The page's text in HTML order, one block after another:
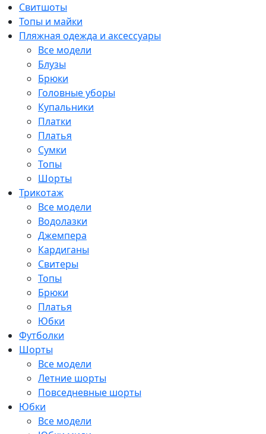
Свитшоты
Топы и майки
Пляжная одежда и аксессуары
Все модели
Блузы
Брюки
Головные уборы
Купальники
Платки
Платья
Сумки
Топы
Шорты
Трикотаж
Все модели
Водолазки
Джемпера
Кардиганы
Свитеры
Топы
Брюки
Платья
Юбки
Футболки
Шорты
Все модели
Летние шорты
Повседневные шорты
Юбки
Все модели